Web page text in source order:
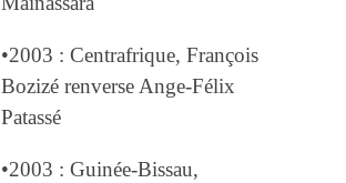
•2003 : Centrafrique, François
Bozizé renverse Ange-Félix
Patassé
•2003 : Guinée-Bissau,